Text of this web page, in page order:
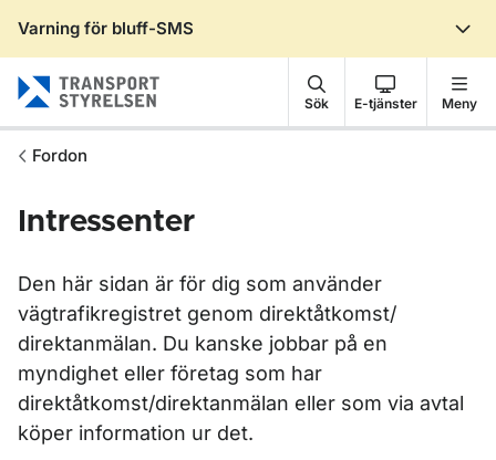
Varning för bluff-SMS
Sök E-tjänster Meny
Fordon
Intressenter
Den här sidan är för dig som använder
vägtrafikregistret genom direktåtkomst/
direktanmälan. Du kanske jobbar på en
myndighet eller företag som har
direktåtkomst/direktanmälan eller som via avtal
köper information ur det.